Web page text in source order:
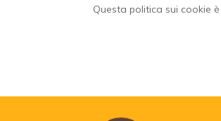
Questa politica sui cookie